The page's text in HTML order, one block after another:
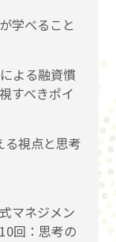
学べること
よる融資慣
すべきポイ
る視点と思考
マネジメン
回：思考の